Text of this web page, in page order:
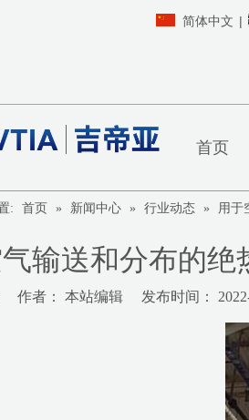
简体中文 |
首页
: 首页 » 新闻中心 » 行业动态 » 用于
输送和分布的绝
作者： 本站编辑 发布时间：